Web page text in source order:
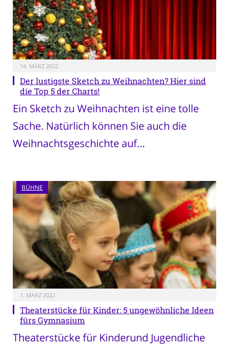
14. MÄRZ 2022
Der lustigste Sketch zu Weihnachten? Hier sind
die Top 5 der Charts!
Ein Sketch zu Weihnachten ist eine tolle
Sache. Natürlich können Sie auch die
Weihnachtsgeschichte auf…
BÜHNE
1. MÄRZ 2022
Theaterstücke für Kinder: 5 ungewöhnliche Ideen
fürs Gymnasium
Theaterstücke für Kinderund Jugendliche